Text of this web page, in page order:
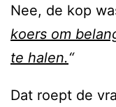
Nee, de kop
koers om
te halen.“
Dat roept de